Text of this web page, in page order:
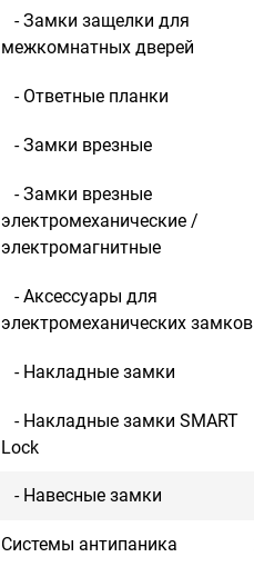
- Замки защелки для
межкомнатных дверей
- Ответные планки
- Замки врезные
- Замки врезные
электромеханические /
электромагнитные
- Аксессуары для
электромеханических замков
- Накладные замки
- Накладные замки SMART
Lock
- Навесные замки
Системы антипаника